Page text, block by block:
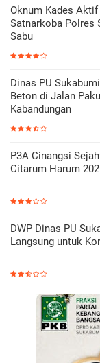
Oknum Kades
Satnarkoba Polres
Sabu
Dinas PU
Beton di Jalan
Kabandungan
P3A Cinangsi
Citarum Harum
DWP Dinas PU
Langsung untuk